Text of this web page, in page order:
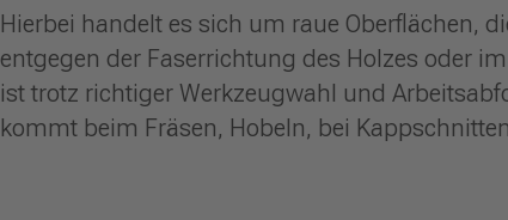
Hierbei handelt es sich um raue Oberflächen,
entgegen der Faserrichtung des Holzes oder
ist trotz richtiger Werkzeugwahl und
kommt beim Fräsen, Hobeln, bei